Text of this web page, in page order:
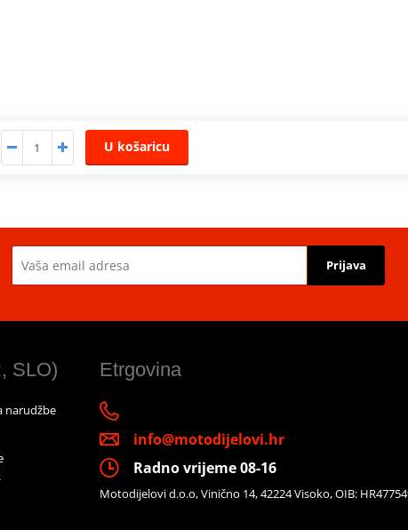
U košaricu
Prijava
SLO)
narudžbe
Etrgovina
info@motodijelovi.hr
Radno vrijeme 08-16
Motodijelovi d.o.o, Vinično 14, 42224 Visoko, OIB: